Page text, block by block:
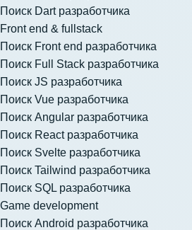
Поиск Dart разработчика
Front end & fullstack
Поиск Front end разработчика
Поиск Full Stack разработчика
Поиск JS разработчика
Поиск Vue разработчика
Поиск Angular разработчика
Поиск React разработчика
Поиск Svelte разработчика
Поиск Tailwind разработчика
Поиск SQL разработчика
Game development
Поиск Android разработчика